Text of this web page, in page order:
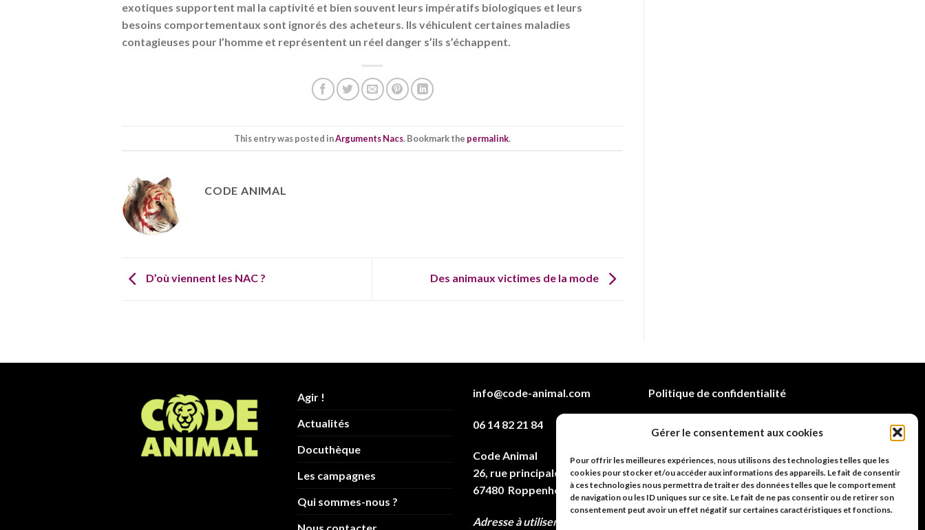
Gérer le consentement aux cookies
Pour offrir les meilleures expériences, nous utilisons des technologies telles que les
cookies pour stocker et/ou accéder aux informations des appareils. Le fait de consentir
à ces technologies nous permettra de traiter des données telles que le comportement
de navigation ou les ID uniques sur ce site. Le fait de ne pas consentir ou de retirer son
consentement peut avoir un effet négatif sur certaines caractéristiques et fonctions.
exotiques supportent mal la captivité et bien souvent leurs impératifs biologiques et leurs
besoins comportementaux sont ignorés des acheteurs. Ils véhiculent certaines maladies
contagieuses pour l’homme et représentent un réel danger s’ils s’échappent.
This entry was posted inArguments Nacs. Bookmark the permalink.
CODE ANIMAL
D’où viennent les NAC ? Des animaux victimes de la mode
Agir !
Actualités
Docuthèque
Les campagnes
Qui sommes-nous ?
info@code-animal.com
06 14 82 21 84
Code Animal
26, rue principale
67480 Roppenheim
Adresse à utiliser pour les
Politique de confidentialité